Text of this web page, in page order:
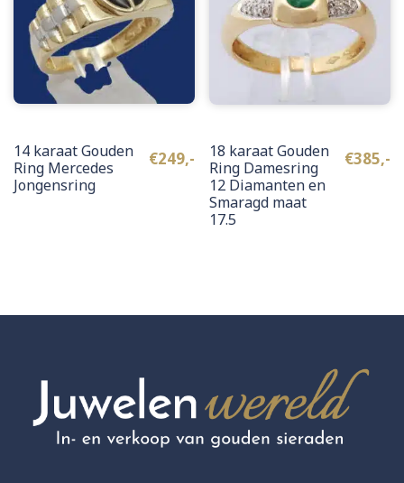
€249,-
14 karaat Gouden
Ring Mercedes
Jongensring
€385,-
18 karaat Gouden
Ring Damesring
12 Diamanten en
Smaragd maat
17.5